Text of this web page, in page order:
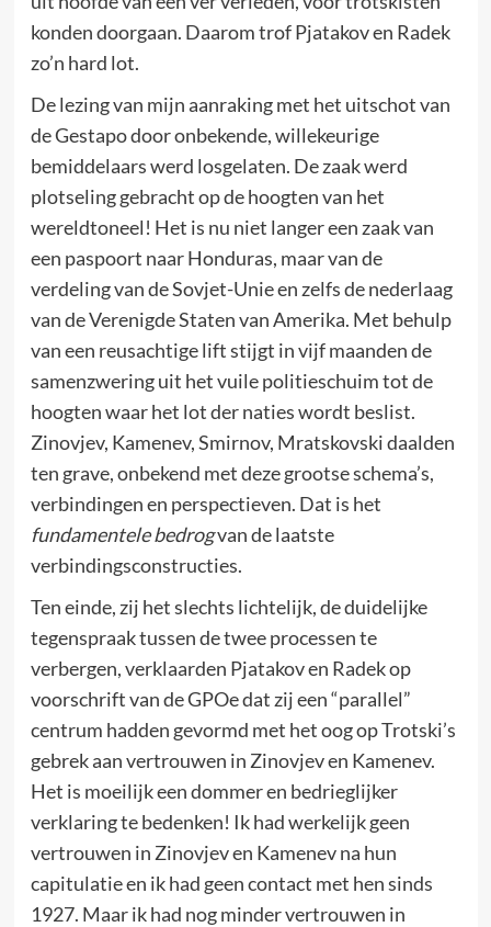
konden doorgaan. Daarom trof Pjatakov en Radek
zo’n hard lot.
De lezing van mijn aanraking met het uitschot van
de Gestapo door onbekende, willekeurige
bemiddelaars werd losgelaten. De zaak werd
plotseling gebracht op de hoogten van het
wereldtoneel! Het is nu niet langer een zaak van
een paspoort naar Honduras, maar van de
verdeling van de Sovjet-Unie en zelfs de nederlaag
van de Verenigde Staten van Amerika. Met behulp
van een reusachtige lift stijgt in vijf maanden de
samenzwering uit het vuile politieschuim tot de
hoogten waar het lot der naties wordt beslist.
Zinovjev, Kamenev, Smirnov, Mratskovski daalden
ten grave, onbekend met deze grootse schema’s,
verbindingen en perspectieven. Dat is het
fundamentele bedrogvan de laatste
verbindingsconstructies.
Ten einde, zij het slechts lichtelijk, de duidelijke
tegenspraak tussen de twee processen te
verbergen, verklaarden Pjatakov en Radek op
voorschrift van de GPOe dat zij een “parallel”
centrum hadden gevormd met het oog op Trotski’s
gebrek aan vertrouwen in Zinovjev en Kamenev.
Het is moeilijk een dommer en bedrieglijker
verklaring te bedenken! Ik had werkelijk geen
vertrouwen in Zinovjev en Kamenev na hun
capitulatie en ik had geen contact met hen sinds
1927. Maar ik had nog minder vertrouwen in